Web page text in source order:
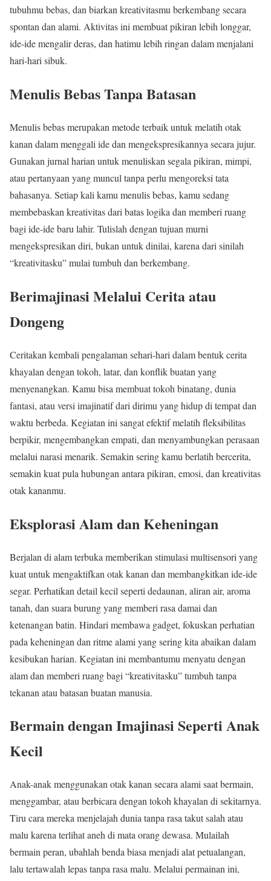
tubuhmu bebas, dan biarkan kreativitasmu berkembang secara
spontan dan alami. Aktivitas ini membuat pikiran lebih longgar,
ide-ide mengalir deras, dan hatimu lebih ringan dalam menjalani
hari-hari sibuk.
Menulis Bebas Tanpa Batasan
Menulis bebas merupakan metode terbaik untuk melatih otak
kanan dalam menggali ide dan mengekspresikannya secara jujur.
Gunakan jurnal harian untuk menuliskan segala pikiran, mimpi,
atau pertanyaan yang muncul tanpa perlu mengoreksi tata
bahasanya. Setiap kali kamu menulis bebas, kamu sedang
membebaskan kreativitas dari batas logika dan memberi ruang
bagi ide-ide baru lahir. Tulislah dengan tujuan murni
mengekspresikan diri, bukan untuk dinilai, karena dari sinilah
“kreativitasku” mulai tumbuh dan berkembang.
Berimajinasi Melalui Cerita atau
Dongeng
Ceritakan kembali pengalaman sehari-hari dalam bentuk cerita
khayalan dengan tokoh, latar, dan konflik buatan yang
menyenangkan. Kamu bisa membuat tokoh binatang, dunia
fantasi, atau versi imajinatif dari dirimu yang hidup di tempat dan
waktu berbeda. Kegiatan ini sangat efektif melatih fleksibilitas
berpikir, mengembangkan empati, dan menyambungkan perasaan
melalui narasi menarik. Semakin sering kamu berlatih bercerita,
semakin kuat pula hubungan antara pikiran, emosi, dan kreativitas
otak kananmu.
Eksplorasi Alam dan Keheningan
Berjalan di alam terbuka memberikan stimulasi multisensori yang
kuat untuk mengaktifkan otak kanan dan membangkitkan ide-ide
segar. Perhatikan detail kecil seperti dedaunan, aliran air, aroma
tanah, dan suara burung yang memberi rasa damai dan
ketenangan batin. Hindari membawa gadget, fokuskan perhatian
pada keheningan dan ritme alami yang sering kita abaikan dalam
kesibukan harian. Kegiatan ini membantumu menyatu dengan
alam dan memberi ruang bagi “kreativitasku” tumbuh tanpa
tekanan atau batasan buatan manusia.
Bermain dengan Imajinasi Seperti Anak
Kecil
Anak-anak menggunakan otak kanan secara alami saat bermain,
menggambar, atau berbicara dengan tokoh khayalan di sekitarnya.
Tiru cara mereka menjelajah dunia tanpa rasa takut salah atau
malu karena terlihat aneh di mata orang dewasa. Mulailah
bermain peran, ubahlah benda biasa menjadi alat petualangan,
lalu tertawalah lepas tanpa rasa malu. Melalui permainan ini,